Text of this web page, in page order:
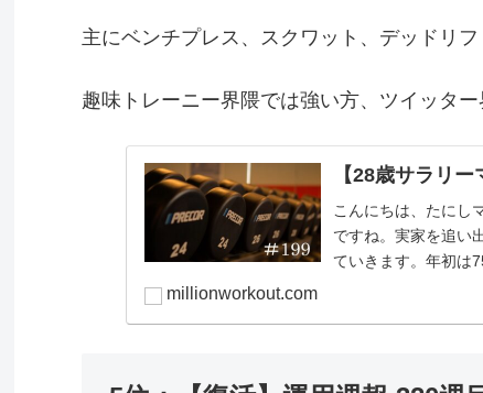
主にベンチプレス、スクワット、デッドリフ
趣味トレーニー界隈では強い方、ツイッター
【28歳サラリ
こんにちは、たにし
ですね。実家を追い
ていきます。年初は
millionworkout.com